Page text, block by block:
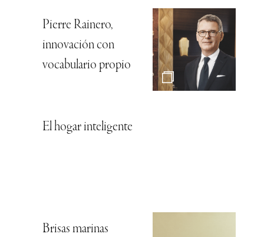
Pierre Rainero,
innovación con
vocabulario propio
El hogar inteligente
Brisas marinas